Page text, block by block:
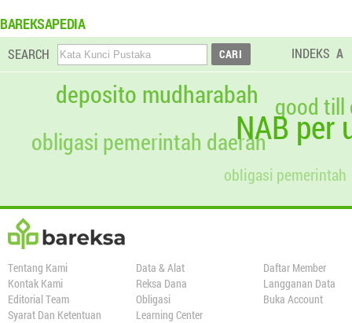
BAREKSAPEDIA
SEARCH INDEKS A
NAB per
deposito mudharabah
obligasi pemerintah
obligasi pemerintah daerah
good till
Tentang Kami
Kontak Kami
Editorial Team
Syarat Dan Ketentuan
Data & Alat
Reksa Dana
Obligasi
Learning Center
Daftar Member
Langganan Data
Buka Account